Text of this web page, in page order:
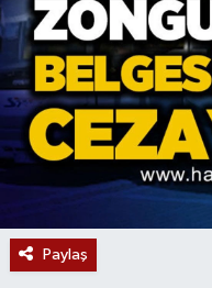
Paylaş
ÇEVRE
BİLİM VE
DUNYA
Düzce
Eğitim